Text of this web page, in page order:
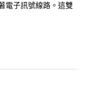
電子訊號線路。這雙